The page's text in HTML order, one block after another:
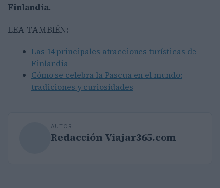
Finlandia.
LEA TAMBIÉN:
Las 14 principales atracciones turísticas de
Finlandia
Cómo se celebra la Pascua en el mundo:
tradiciones y curiosidades
AUTOR
Redacción Viajar365.com